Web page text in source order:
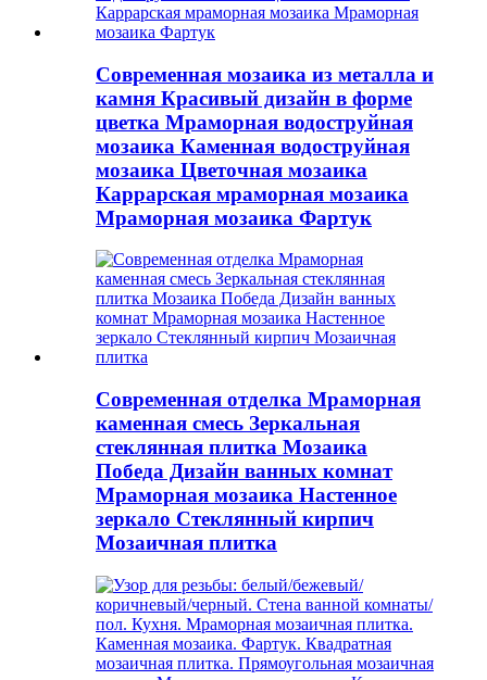
Современная мозаика из металла и
камня Красивый дизайн в форме
цветка Мраморная водоструйная
мозаика Каменная водоструйная
мозаика Цветочная мозаика
Каррарская мраморная мозаика
Мраморная мозаика Фартук
Современная отделка Мраморная
каменная смесь Зеркальная
стеклянная плитка Мозаика
Победа Дизайн ванных комнат
Мраморная мозаика Настенное
зеркало Стеклянный кирпич
Мозаичная плитка